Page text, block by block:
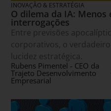
INOVAÇÃO & ESTRATÉGIA
O dilema da IA: Menos
interrogações
Entre previsões
corporativos, o
lucidez estratégica.
Rubens Pimentel - CEO da
Trajeto Desenvolvimento
Empresarial